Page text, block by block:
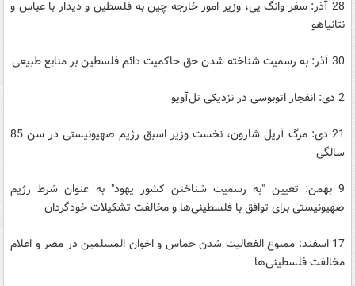
28 آذر: سفر وانگ یی، وزیر امور خارجه چین به فلسطین و دیدار با عباس و
نتانیاهو
30 آذر:‌ به رسمیت شناخته شدن حق حاکمیت دائم فلسطین بر منابع طبیعی
2 دی: انفجار اتوبوسی در نزدیکی تل‌آویو
21 دی: مرگ آریل شارون، نخست وزیر اسبق رژیم صهیونیستی در سن 85
سالگی
9 بهمن: تعیین "به رسمیت شناختن کشور یهود" به عنوان شرط رژیم
صهیونیستی برای توافق با فلسطینی‌ها و مخالفت تشکیلات خودگردان
17 اسفند: ممنوع الفعالیت شدن حماس و اخوان المسلمین در مصر و اعلام
مخالفت فلسطینی‌ها